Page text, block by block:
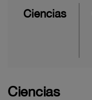
Ciencias
Ciencias